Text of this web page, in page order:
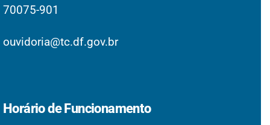
70075-901
ouvidoria@tc.df.gov.br
Horário de Funcionamento